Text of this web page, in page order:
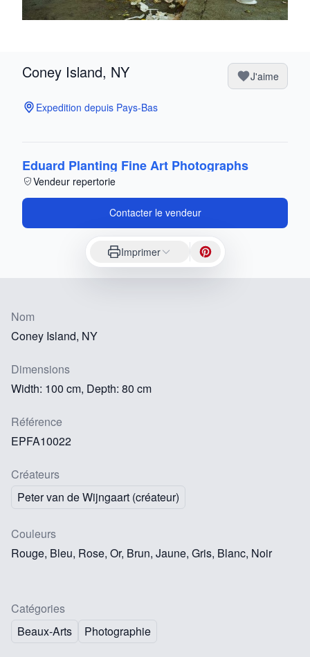
Coney Island, NY J'aime
Expedition depuis Pays-Bas
Eduard Planting Fine Art Photographs
Vendeur repertorie
Contacter le vendeur
Imprimer
Nom
Coney Island, NY
Dimensions
Width: 100 cm, Depth: 80 cm
Référence
EPFA10022
Créateurs
Peter van de Wijngaart (créateur)
Couleurs
Rouge, Bleu, Rose, Or, Brun, Jaune, Gris, Blanc, Noir
Catégories
Beaux-Arts
Photographie